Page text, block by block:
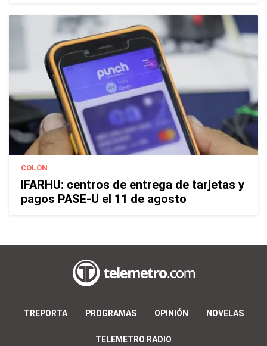
COLÓN
IFARHU: centros de entrega de tarjetas y
pagos PASE-U el 11 de agosto
TREPORTA PROGRAMAS OPINIÓN NOVELAS
TELEMETRO RADIO